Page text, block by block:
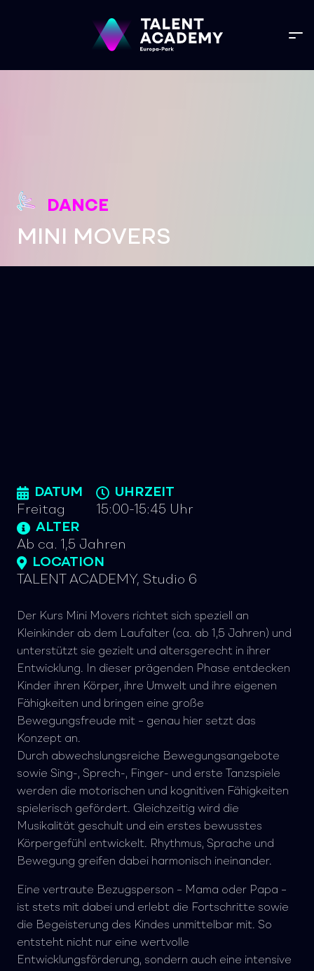
DANCE
MINI MOVERS
DATUM
Freitag
UHRZEIT
15:00-15:45 Uhr
ALTER
Ab ca. 1,5 Jahren
LOCATION
TALENT ACADEMY, Studio 6
Der Kurs Mini Movers richtet sich speziell an
Kleinkinder ab dem Laufalter (ca. ab 1,5 Jahren) und
unterstützt sie gezielt und altersgerecht in ihrer
Entwicklung. In dieser prägenden Phase entdecken
Kinder ihren Körper, ihre Umwelt und ihre eigenen
Fähigkeiten und bringen eine große
Bewegungsfreude mit – genau hier setzt das
Konzept an.
Durch abwechslungsreiche Bewegungsangebote
sowie Sing-, Sprech-, Finger- und erste Tanzspiele
werden die motorischen und kognitiven Fähigkeiten
spielerisch gefördert. Gleichzeitig wird die
Musikalität geschult und ein erstes bewusstes
Körpergefühl entwickelt. Rhythmus, Sprache und
Bewegung greifen dabei harmonisch ineinander.
Eine vertraute Bezugsperson – Mama oder Papa –
ist stets mit dabei und erlebt die Fortschritte sowie
die Begeisterung des Kindes unmittelbar mit. So
entsteht nicht nur eine wertvolle
Entwicklungsförderung, sondern auch eine intensive